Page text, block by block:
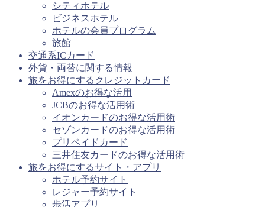
シティホテル
ビジネスホテル
ホテルの会員プログラム
旅館
交通系ICカード
外貨・両替に関する情報
旅をお得にするクレジットカード
Amexのお得な活用
JCBのお得な活用術
イオンカードのお得な活用術
セゾンカードのお得な活用術
プリペイドカード
三井住友カードのお得な活用術
旅をお得にするサイト・アプリ
ホテル予約サイト
レジャー予約サイト
歩活アプリ